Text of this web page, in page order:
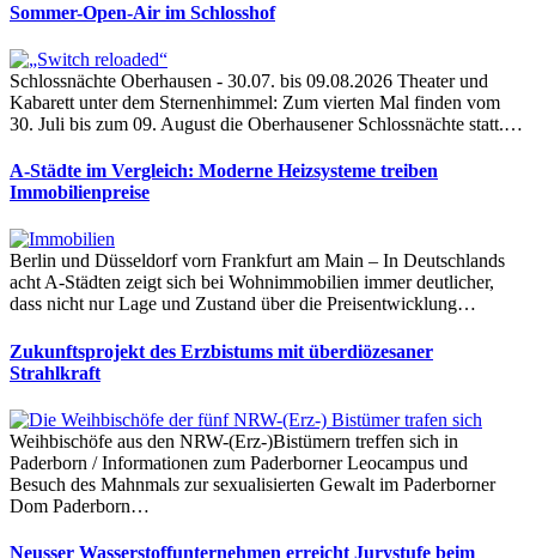
Sommer-Open-Air im Schlosshof
Schlossnächte Oberhausen - 30.07. bis 09.08.2026 Theater und
Kabarett unter dem Sternenhimmel: Zum vierten Mal finden vom
30. Juli bis zum 09. August die Oberhausener Schlossnächte statt.…
A-Städte im Vergleich: Moderne Heizsysteme treiben
Immobilienpreise
Berlin und Düsseldorf vorn Frankfurt am Main – In Deutschlands
acht A-Städten zeigt sich bei Wohnimmobilien immer deutlicher,
dass nicht nur Lage und Zustand über die Preisentwicklung…
Zukunftsprojekt des Erzbistums mit überdiözesaner
Strahlkraft
Weihbischöfe aus den NRW-(Erz-)Bistümern treffen sich in
Paderborn / Informationen zum Paderborner Leocampus und
Besuch des Mahnmals zur sexualisierten Gewalt im Paderborner
Dom Paderborn…
Neusser Wasserstoffunternehmen erreicht Jurystufe beim